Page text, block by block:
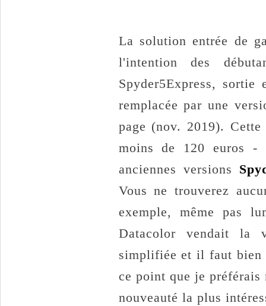
La solution entrée de
l'intention des
Spyder5Express,
remplacée par une
page (nov. 2019).
moins de 120 euros -
anciennes versions
Vous ne trouverez
exemple, même pas
Datacolor vendait la
simplifiée et il faut bien
ce point que je
nouveauté la plus